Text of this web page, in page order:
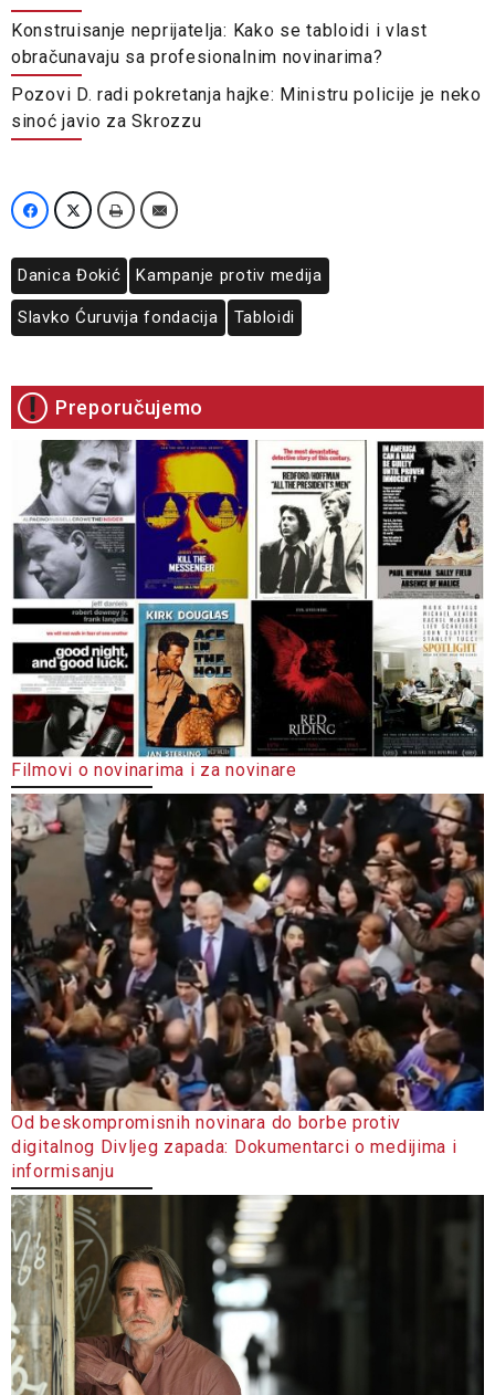
Konstruisanje neprijatelja: Kako se tabloidi i vlast
obračunavaju sa profesionalnim novinarima?
Pozovi D. radi pokretanja hajke: Ministru policije je neko
sinoć javio za Skrozzu
Danica Đokić Kampanje protiv medija
Slavko Ćuruvija fondacija Tabloidi
Preporučujemo
Filmovi o novinarima i za novinare
Od beskompromisnih novinara do borbe protiv
digitalnog Divljeg zapada: Dokumentarci o medijima i
informisanju